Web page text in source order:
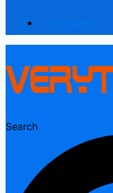
Search